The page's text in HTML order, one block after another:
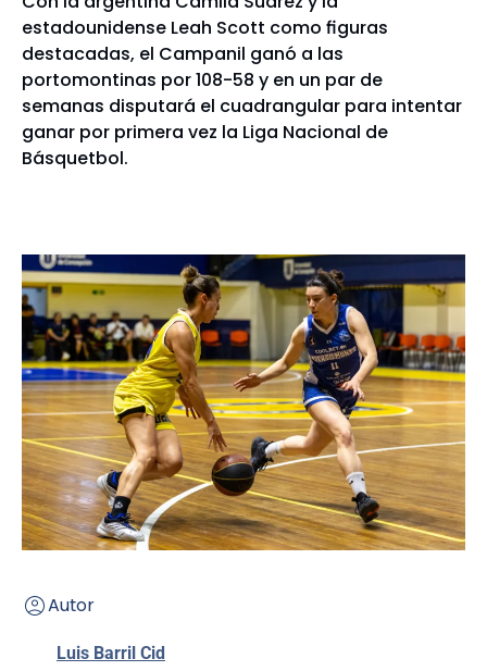
estadounidense Leah Scott como figuras
destacadas, el Campanil ganó a las
portomontinas por 108-58 y en un par de
semanas disputará el cuadrangular para intentar
ganar por primera vez la Liga Nacional de
Básquetbol.
Autor
Luis Barril Cid